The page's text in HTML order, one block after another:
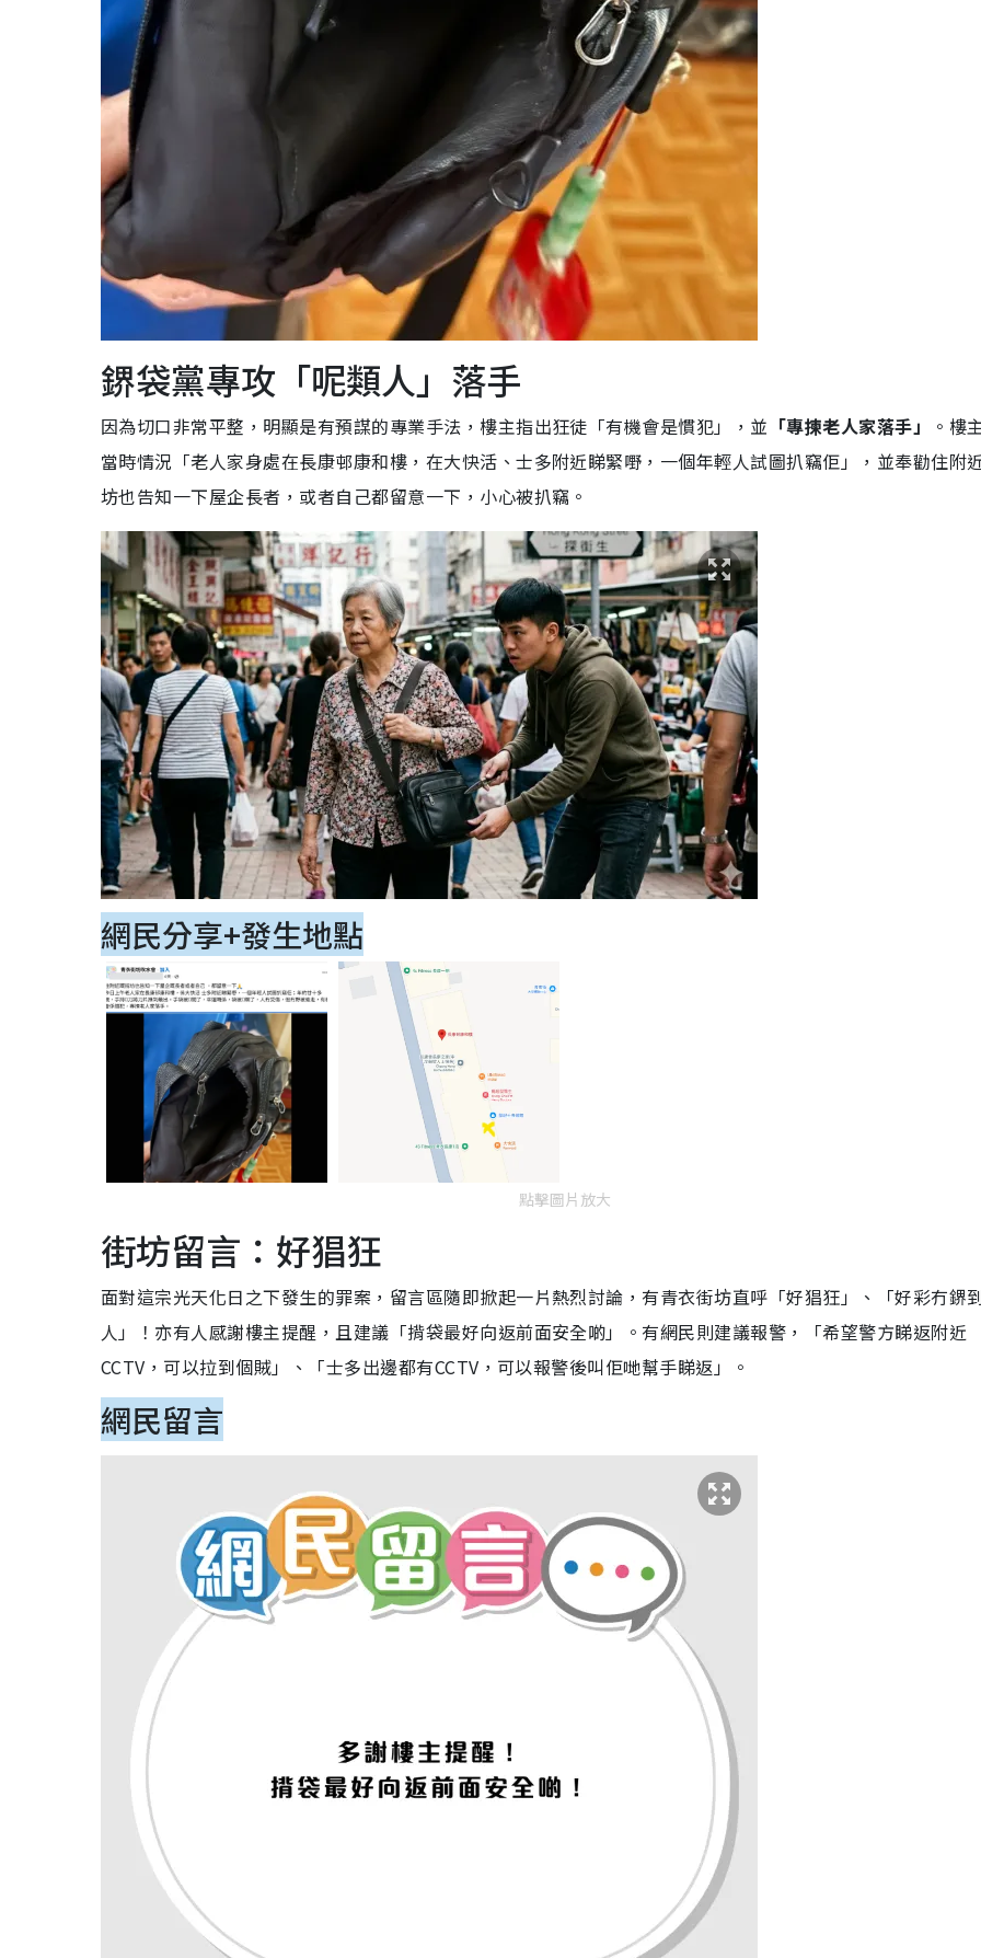
鎅袋黨專攻「呢類人」落手
因為切口非常平整，明顯是有預謀的專業手法，樓主指出狂徒「有機會是慣犯」，並 「專揀老人家落手」
。樓
當時情況「老人家身處在長康邨康和樓，在大快活、士多附近睇緊嘢，一個年輕人試圖扒竊佢」，並奉勸住附
坊也告知一下屋企長者，或者自己都留意一下，小心被扒竊。
網民分享+發生地點
點擊圖片放大
街坊留言：好猖狂
面對這宗光天化日之下發生的罪案，留言區隨即掀起一片熱烈討論，有青衣街坊直呼「好猖狂」、「好彩冇鎅
人」！亦有人感謝樓主提醒，且建議「揹袋最好向返前面安全啲」。有網民則建議報警，「希望警方睇返附近
CCTV，可以拉到個賊」、「士多出邊都有CCTV，可以報警後叫佢哋幫手睇返」。
網民留言